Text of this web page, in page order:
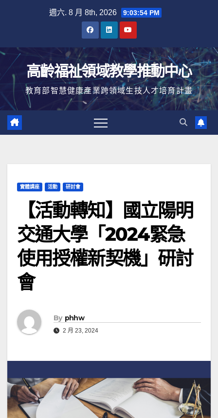
週六. 8 月 8th, 2026 9:03:55 PM
高齡福祉領域教學推動中心
教育部智慧健康產業跨領域生技人才培育計畫
實體講座 活動 研討會
【活動轉知】國立陽明
交通大學「2024緊急
使用授權新契機」研討
會
By phhw
2 月 23, 2024